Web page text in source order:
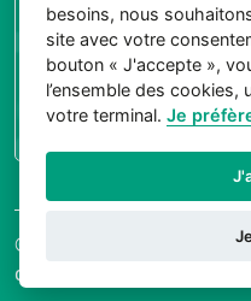
CONNEXION
© 2026 Sictomu. Tout
droits réservés.
besoins, nous
site avec votre
bouton « J'accepte »,
l’ensemble des cookies,
votre terminal.Je